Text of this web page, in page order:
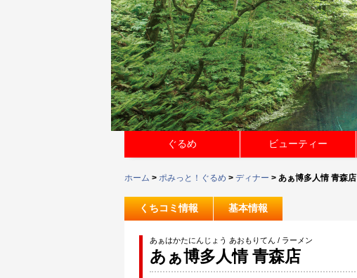
ぐるめ ビューティー
ホーム > ポみっと！ぐるめ > ディナー > あぁ博多人情 青森店
くちコミ情報 基本情報
あぁはかたにんじょう あおもりてん / ラーメン
あぁ博多人情 青森店